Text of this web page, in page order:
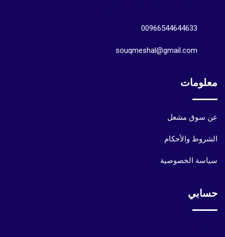
00966544644633
souqmeshal@gmail.com
معلومات
عن سوق مشعل
الشروط والأحكام
سياسة الخصوصية
حسابي